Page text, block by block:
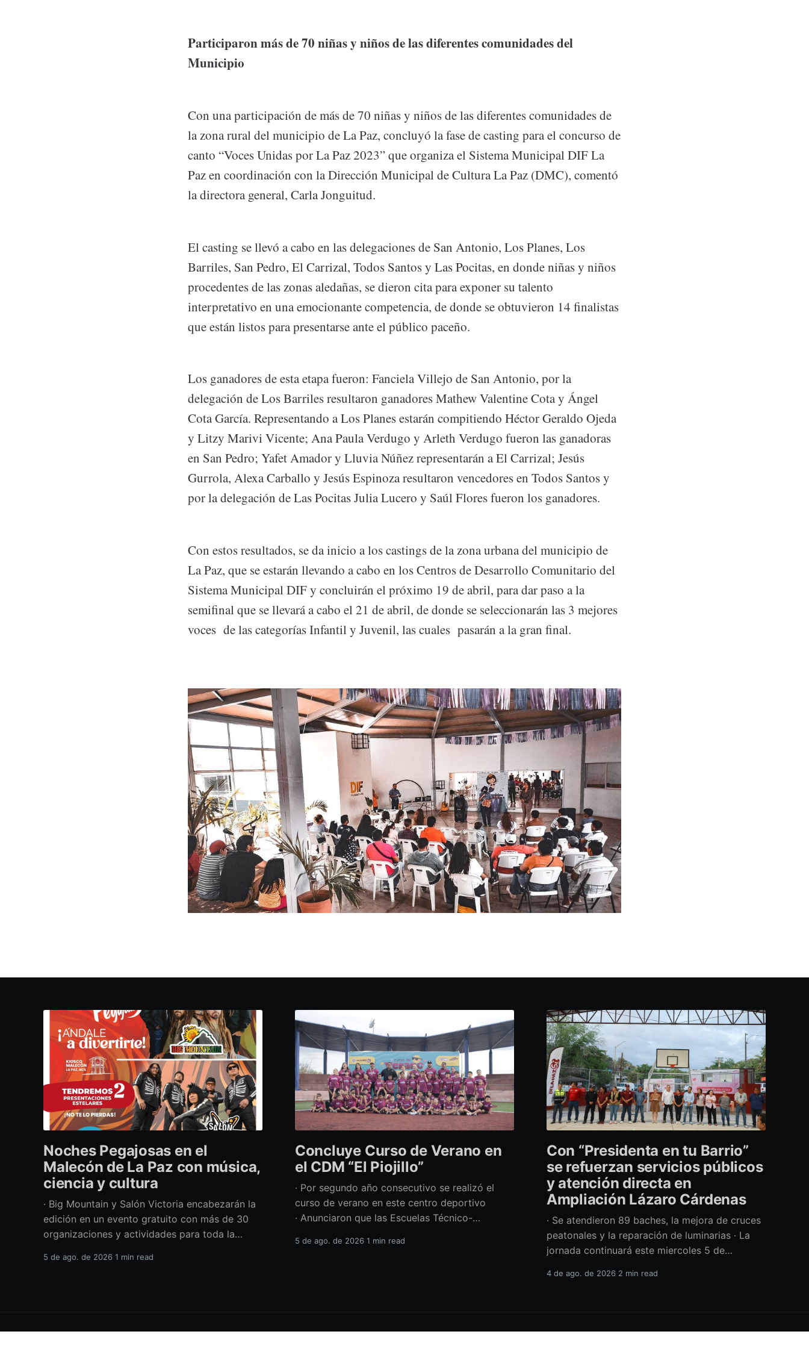
Participaron más de 70 niñas y niños de las diferentes comunidades del
Municipio
Con una participación de más de 70 niñas y niños de las diferentes comunidades de
la zona rural del municipio de La Paz, concluyó la fase de casting para el concurso de
canto “Voces Unidas por La Paz 2023” que organiza el Sistema Municipal DIF La
Paz en coordinación con la Dirección Municipal de Cultura La Paz (DMC), comentó
la directora general, Carla Jonguitud.
El casting se llevó a cabo en las delegaciones de San Antonio, Los Planes, Los
Barriles, San Pedro, El Carrizal, Todos Santos y Las Pocitas, en donde niñas y niños
procedentes de las zonas aledañas, se dieron cita para exponer su talento
interpretativo en una emocionante competencia, de donde se obtuvieron 14 finalistas
que están listos para presentarse ante el público paceño.
Los ganadores de esta etapa fueron: Fanciela Villejo de San Antonio, por la
delegación de Los Barriles resultaron ganadores Mathew Valentine Cota y Ángel
Cota García. Representando a Los Planes estarán compitiendo Héctor Geraldo Ojeda
y Litzy Marivi Vicente; Ana Paula Verdugo y Arleth Verdugo fueron las ganadoras
en San Pedro; Yafet Amador y Lluvia Núñez representarán a El Carrizal; Jesús
Gurrola, Alexa Carballo y Jesús Espinoza resultaron vencedores en Todos Santos y
por la delegación de Las Pocitas Julia Lucero y Saúl Flores fueron los ganadores.
Con estos resultados, se da inicio a los castings de la zona urbana del municipio de
La Paz, que se estarán llevando a cabo en los Centros de Desarrollo Comunitario del
Sistema Municipal DIF y concluirán el próximo 19 de abril, para dar paso a la
semifinal que se llevará a cabo el 21 de abril, de donde se seleccionarán las 3 mejores
voces de las categorías Infantil y Juvenil, las cuales pasarán a la gran final.
Noches Pegajosas en el
Malecón de La Paz con música,
ciencia y cultura
· Big Mountain y Salón Victoria encabezarán la
edición en un evento gratuito con más de 30
organizaciones y actividades para toda la
en vivo, divulgación científica y actividades
5 de ago. de 2026 1 min read
Concluye Curso de Verano en
el CDM “El Piojillo”
· Por segundo año consecutivo se realizó el
curso de verano en este centro deportivo
· Anunciaron que las Escuelas Técnico-
actividades el próximo 24 de agosto Con una
5 de ago. de 2026 1 min read
Con “Presidenta en tu Barrio”
se refuerzan servicios públicos
y atención directa en
Ampliación Lázaro Cárdenas
· Se atendieron 89 baches, la mejora de cruces
peatonales y la reparación de luminarias · La
jornada continuará este miercoles 5 de
ante la temporada de lluvias Con el retiro de
además de la atención de casi 450
4 de ago. de 2026 2 min read